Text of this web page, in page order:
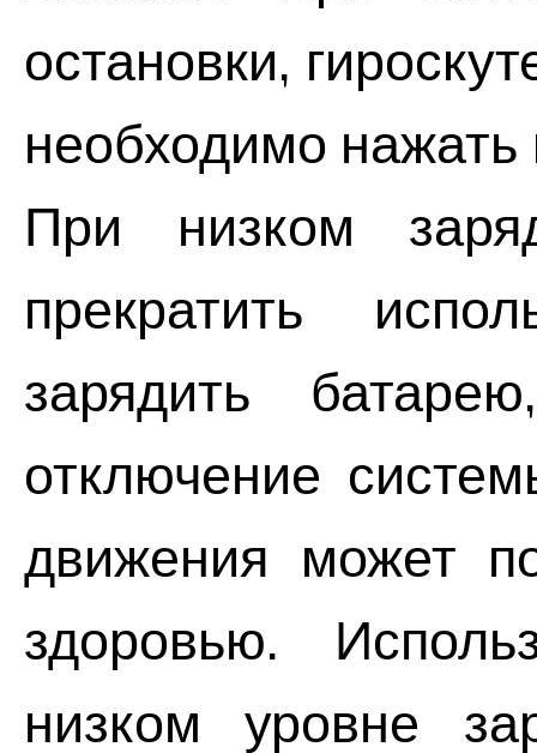
остановки,
необходимо нажать
При низком
прекратить
зарядить
отключение
движения может
здоровью.
низком уровне